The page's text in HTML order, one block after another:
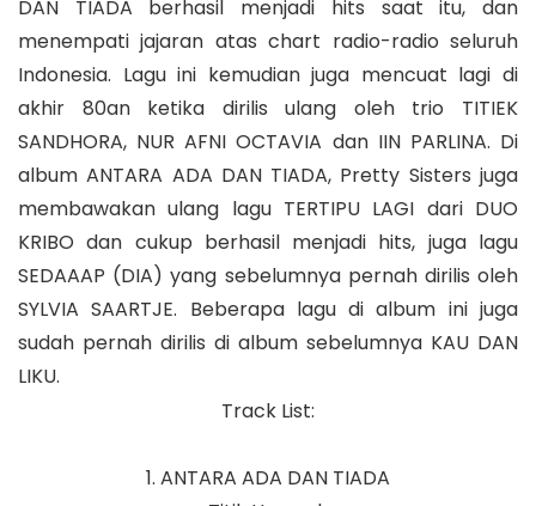
DAN TIADA berhasil menjadi hits saat itu, dan
menempati jajaran atas chart radio-radio seluruh
Indonesia. Lagu ini kemudian juga mencuat lagi di
akhir 80an ketika dirilis ulang oleh trio TITIEK
SANDHORA, NUR AFNI OCTAVIA dan IIN PARLINA. Di
album ANTARA ADA DAN TIADA, Pretty Sisters juga
membawakan ulang lagu TERTIPU LAGI dari DUO
KRIBO dan cukup berhasil menjadi hits, juga lagu
SEDAAAP (DIA) yang sebelumnya pernah dirilis oleh
SYLVIA SAARTJE. Beberapa lagu di album ini juga
sudah pernah dirilis di album sebelumnya KAU DAN
LIKU.
Track List:
1. ANTARA ADA DAN TIADA